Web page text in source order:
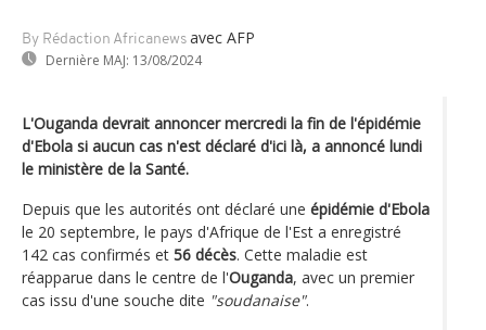
By Rédaction Africanews avec AFP
Dernière MAJ: 13/08/2024
L'Ouganda devrait annoncer mercredi la fin de l'épidémie
d'Ebola si aucun cas n'est déclaré d'ici là, a annoncé lundi
le ministère de la Santé.
Depuis que les autorités ont déclaré une épidémie d'Ebola
le 20 septembre, le pays d'Afrique de l'Est a enregistré
142 cas confirmés et 56 décès. Cette maladie est
réapparue dans le centre de l'Ouganda, avec un premier
cas issu d'une souche dite "soudanaise".